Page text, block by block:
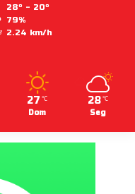
28º - 20º
79%
2.24 km/h
27 ℃
Dom
28 ℃
Seg